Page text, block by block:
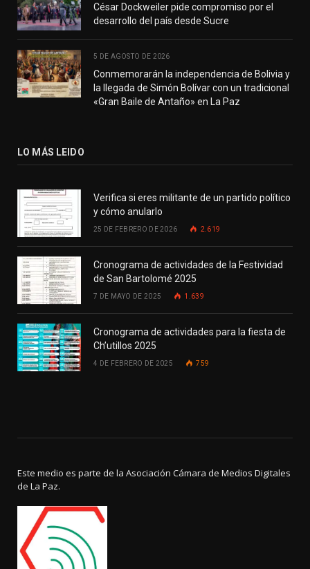
César Dockweiler pide compromiso por el
desarrollo del país desde Sucre
5 DE AGOSTO DE 2026
Conmemorarán la independencia de Bolivia y
la llegada de Simón Bolívar con un tradicional
«Gran Baile de Antaño» en La Paz
LO MÁS LEIDO
Verifica si eres militante de un partido político
y cómo anularlo
25 DE FEBRERO DE 2026 2.619
Cronograma de actividades de la Festividad
de San Bartolomé 2025
7 DE MAYO DE 2025 1.639
Cronograma de actividades para la fiesta de
Ch’utillos 2025
4 DE FEBRERO DE 2025 759
Este medio es parte de la Asociación Cámara de Medios Digitales
de La Paz.